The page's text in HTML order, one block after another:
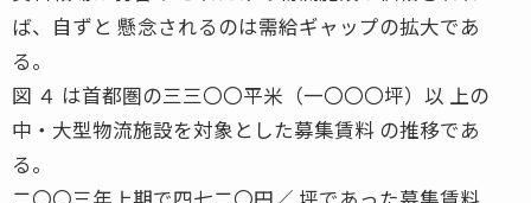
ば、自ずと 懸念されるのは需給ギャップの拡大であ
る。
図 ４ は首都圏の三三〇〇平米（一〇〇〇坪）以 上の
中・大型物流施設を対象とした募集賃料 の推移であ
る。